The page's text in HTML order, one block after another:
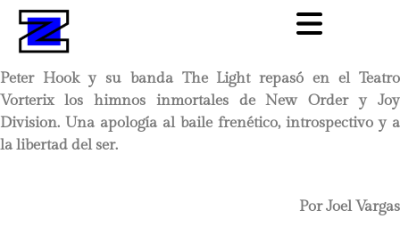
Peter Hook y su banda The Light repasó en el Teatro
Vorterix los himnos inmortales de New Order y Joy
Division. Una apología al baile frenético, introspectivo y a
la libertad del ser.
Por Joel Vargas